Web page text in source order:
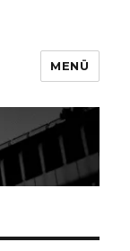
MENÜ